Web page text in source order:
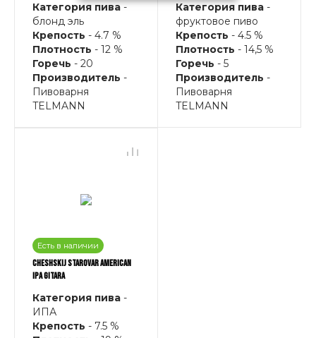
Категория пива-
блонд эль
Крепость - 4.7 %
Плотность - 12 %
Горечь - 20
Производитель -
Пивоварня
TELMANN
Категория пива -
фруктовое пиво
Крепость - 4.5 %
Плотность - 14,5 %
Горечь - 5
Производитель -
Пивоварня
TELMANN
Есть в наличии
CHESHSKIJ STAROVAR AMERICAN
IPA GITARA
Категория пива -
ИПА
Крепость - 7.5 %